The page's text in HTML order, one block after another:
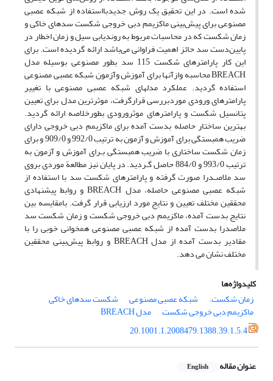
شده است. در این تحقیق یک روش جدیدبااستفاده از شبکه عصبی
مصنوعی برای پیش‌بینی ماکزیمم دبی خروجی شکست سدهای خاکی و
زمان شکست که در محاسبات مربوط به روندیابی سیل و زمان اخطار در
پایین‌دست سد حائز اهمیت فراوانی می‌باشد ارائه گردیده است. برای
این کار پارامترهای شکست 115 سد بطور مصنوعی بوسیله مدل
BREACH محاسبه وازآنها برای آموزش وآزمون شبکه عصبی مصنوعی
استفاده گردید. عملکرد مدلهای شبکه عصبی مصنوعی با تغییر
پارامترهای ورودی موردبررسی قرارگرفت، موثرترین مدل برای تعیین
پتانسیل شکست و پارامترهای موثرورودی بطورخلاصه ارائه گردید.
بهترین ساختار حاصله بدست آمده برای ماکزیمم دبی خروجی دارای
ضریب همبستگی برای آموزش و آزمون به ترتیب 992/0 و 909/0 و برای
زمان شکست ساختاری با ضریب همبستگی بـرای آموزش و آزمون به
ترتیب 993/0 و 884/0 حاصل گـردید. در پایان نیز مطالعة موردی بروی
سد ملاصـدرا صورت گرفته و پارامترهای شکست سد با استفاده از
شبکه عصبی مصنوعی حاصله، مدل BREACH و روابط پیشنهادی
محققین مختلف تعیین و نتایج مورد ارزیابی قرار گرفت. بامقایسه بین
نتایج بدست آمده، ماکزیمم دبی خروجی شکست و زمان شکست سد
ملاصدرا بدست آمده از شبکه عصبی مصنوعی همخوانی خوبی را با
مقادیر بدست آمده از مدل BREACH و روابط پیش‌بینی محققین
مختلف نشان می دهد.
کلیدواژه‌ها
زمان شکست.
شبکه عصبی مصنوعی شکست سدهای خاکی
ماکزیمم دبی خروجی شکست
مدل BREACH
20.1001.1.2008479.1388.39.1.5.4
عنوان مقاله English